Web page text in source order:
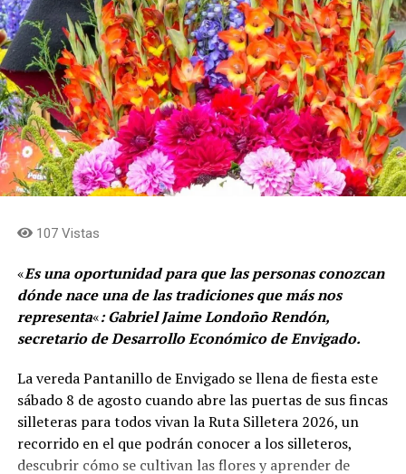
107 Vistas
«Es una oportunidad para que las personas conozcan
dónde nace una de las tradiciones que más nos
representa«: Gabriel Jaime Londoño Rendón,
secretario de Desarrollo Económico de Envigado.
La vereda Pantanillo de Envigado se llena de fiesta este
sábado 8 de agosto cuando abre las puertas de sus fincas
silleteras para todos vivan la Ruta Silletera 2026, un
recorrido en el que podrán conocer a los silleteros,
descubrir cómo se cultivan las flores y aprender de